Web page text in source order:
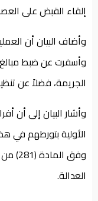
إلقاء القبض على
وأضاف البيان أن
وأسفرت عن ضبط
الجريمة، فضلاً عن
وأشار البيان إلى أن
الأولية بتورطهم في
وفق
العدالة.